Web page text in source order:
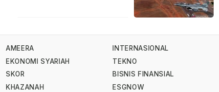
AMEERA
EKONOMI SYARIAH
SKOR
KHAZANAH
INTERNASIONAL
TEKNO
BISNIS FINANSIAL
ESGNOW